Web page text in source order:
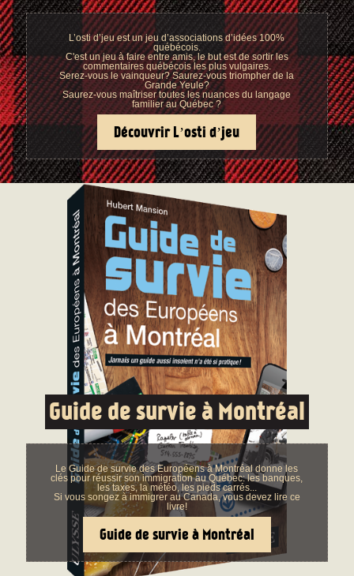
L’osti d’jeu est un jeu d’associations d’idées 100%
québécois.
C'est un jeu à faire entre amis, le but est de sortir les
commentaires québécois les plus vulgaires.
Serez-vous le vainqueur? Saurez-vous triompher de la
Grande Yeule?
Saurez-vous maîtriser toutes les nuances du langage
familier au Québec ?
Découvrir L’osti d’jeu
Guide de survie à Montréal
Le Guide de survie des Européens à Montréal donne les
clés pour réussir son immigration au Québec: les banques,
les taxes, la météo, les pieds carrés...
Si vous songez à immigrer au Canada, vous devez lire ce
livre!
Guide de survie à Montréal